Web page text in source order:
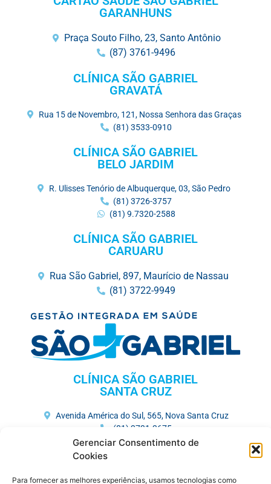
Gerenciar Consentimento de
Cookies
Para fornecer as melhores experiências, usamos tecnologias como
GARANHUNS
Praça Souto Filho, 23, Santo Antônio
(87) 3761-9496
CLÍNICA SÃO GABRIEL
GRAVATÁ
Rua 15 de Novembro, 121, Nossa Senhora das Graças
(81) 3533-0910
CLÍNICA SÃO GABRIEL
BELO JARDIM
R. Ulisses Tenório de Albuquerque, 03, São Pedro
(81) 3726-3757
(81) 9.7320-2588
CLÍNICA SÃO GABRIEL
CARUARU
Rua São Gabriel, 897, Maurício de Nassau
(81) 3722-9949
CLÍNICA SÃO GABRIEL
SANTA CRUZ
Avenida América do Sul, 565, Nova Santa Cruz
(81) 3731-3675
HOSPITAL MEMORIAL SÃO GABRIEL
Av. José Veríssimo, 752, Maurício de Nassau